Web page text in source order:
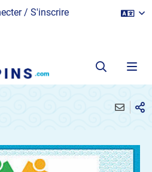
/ S'inscrire